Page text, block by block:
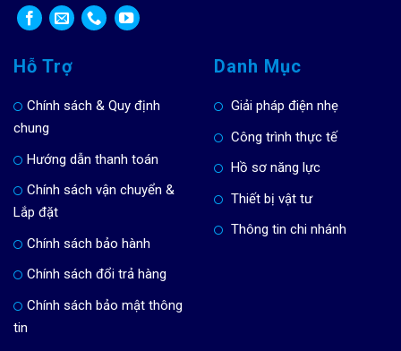
Hỗ Trợ
Chính sách & Quy định
chung
Hướng dẫn thanh toán
Chính sách vận chuyển &
Lắp đặt
Chính sách bảo hành
Chính sách đổi trả hàng
Chính sách bảo mật thông
tin
Danh Mục
Giải pháp điện nhẹ
Công trình thực tế
Hồ sơ năng lực
Thiết bị vật tư
Thông tin chi nhánh